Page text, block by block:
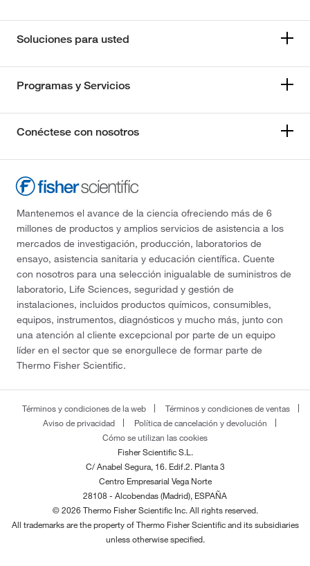
Soluciones para usted
Programas y Servicios
Conéctese con nosotros
Mantenemos el avance de la ciencia ofreciendo más de 6
millones de productos y amplios servicios de asistencia a los
mercados de investigación, producción, laboratorios de
ensayo, asistencia sanitaria y educación científica. Cuente
con nosotros para una selección inigualable de suministros de
laboratorio, Life Sciences, seguridad y gestión de
instalaciones, incluidos productos químicos, consumibles,
equipos, instrumentos, diagnósticos y mucho más, junto con
una atención al cliente excepcional por parte de un equipo
líder en el sector que se enorgullece de formar parte de
Thermo Fisher Scientific.
Términos y condiciones de la web
Términos y condiciones de ventas
Aviso de privacidad
Política de cancelación y devolución
Cómo se utilizan las cookies
Fisher Scientific S.L.
C/ Anabel Segura, 16. Edif.2. Planta 3
Centro Empresarial Vega Norte
28108 - Alcobendas (Madrid), ESPAÑA
© 2026 Thermo Fisher Scientific Inc. All rights reserved.
All trademarks are the property of Thermo Fisher Scientific and its subsidiaries
unless otherwise specified.